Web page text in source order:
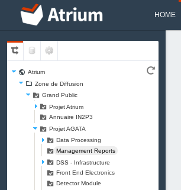
HOME
Atrium
Zone de Diffusion
Grand Public
Projet Atrium
Annuaire IN2P3
Projet AGATA
Data Processing
Management Reports
DSS - Infrastructure
Front End Electronics
Detector Module